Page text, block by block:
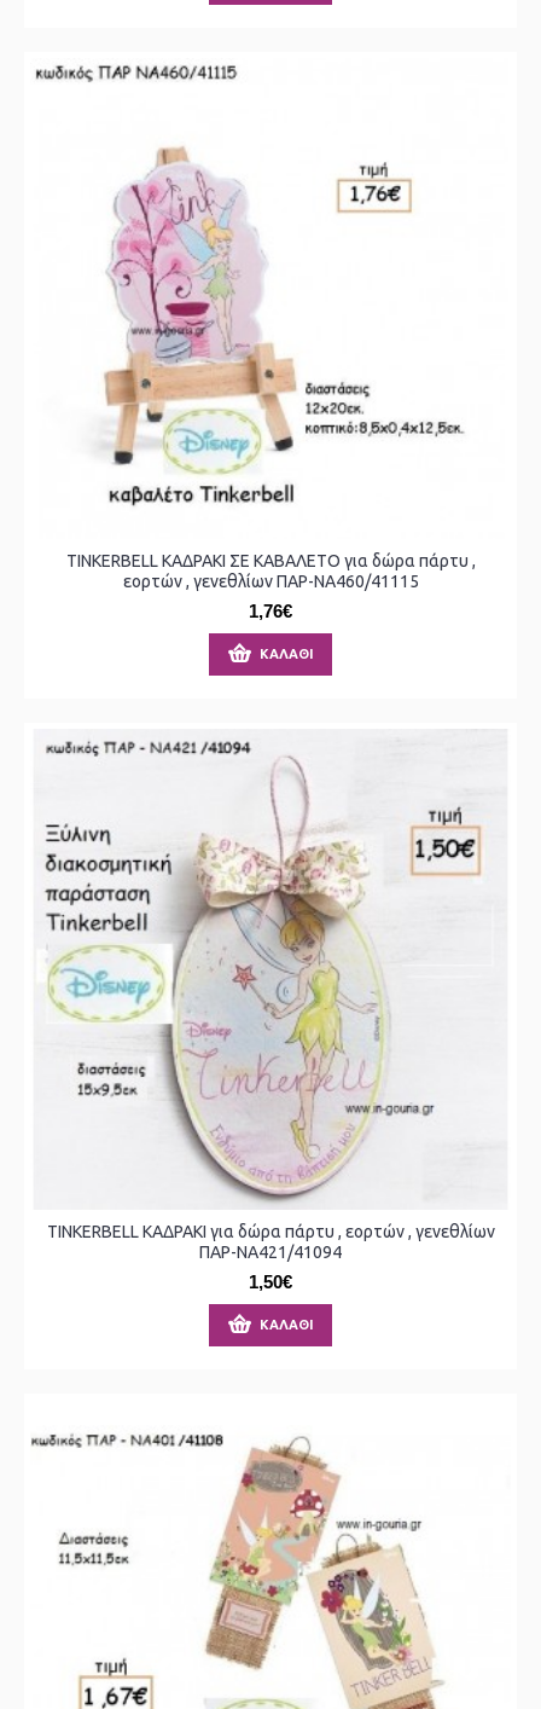
TINKERBELL ΚΑΔΡΑΚΙ ΣΕ ΚΑΒΑΛΕΤΟ για δώρα πάρτυ ,
εορτών , γενεθλίων ΠΑΡ-ΝΑ460/41115
1,76€
ΚΑΛΆΘΙ
TINKERBELL ΚΑΔΡΑΚΙ για δώρα πάρτυ , εορτών , γενεθλίων
ΠΑΡ-ΝΑ421/41094
1,50€
ΚΑΛΆΘΙ